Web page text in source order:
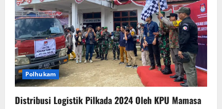
Polhukam
Distribusi Logistik Pilkada 2024 Oleh KPU Mamasa